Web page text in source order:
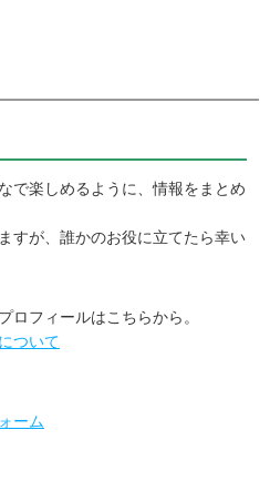
で楽しめるように、情報をまとめ
すが、誰かのお役に立てたら幸い
ロフィールはこちらから。
ついて
ーム